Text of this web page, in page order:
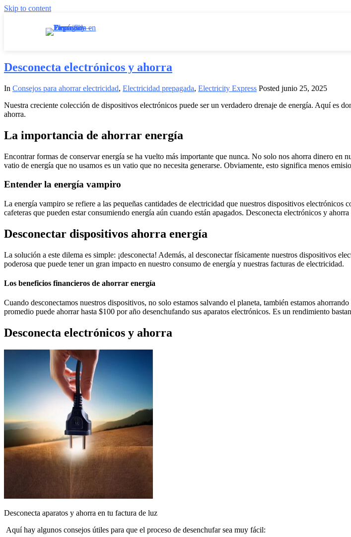
Skip to content
Desconecta electrónicos y ahorra
In Consejos para ahorrar electricidad, Electricidad prepagada, Electricity Express Posted junio 25, 2025
Nuestra creciente colección de dispositivos electrónicos puede ser un verdadero drenaje de energía. Aquí es
ahorra.
La importancia de ahorrar energía
Encontrar formas de conservar energía se ha vuelto más importante que nunca. No solo nos ahorra dinero en
vatio de energía que no usamos es un vatio que no necesita generarse. Obviamente, esto significa menos
Entender la energía vampiro
La energía vampiro se refiere a las pequeñas cantidades de electricidad que nuestros dispositivos
cafeteras que pueden estar consumiendo energía aún cuando están apagados. Desconecta electrónicos y ahorra
Desconectar dispositivos ahorra energía
La solución a este dilema es simple: ¡desconecta! Además, al desconectar físicamente nuestros dispositivos
poderosa que puede tener un gran impacto en nuestro consumo de energía y nuestras facturas de electricidad.
Los beneficios financieros de ahorrar energía
Cuando desconectamos nuestros dispositivos, no solo estamos salvando el planeta, también estamos
promedio puede ahorrar hasta $100 por año desenchufando sus aparatos electrónicos. Es un rendimiento
Desconecta electrónicos y ahorra
Desconecta aparatos y ahorra en tu factura de luz
Aquí hay algunos consejos útiles para que el proceso de desenchufar sea muy fácil: